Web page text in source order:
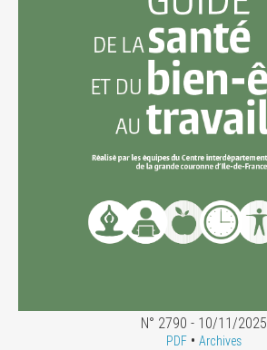
N° 2790 - 10/11/2025
PDF• Archives